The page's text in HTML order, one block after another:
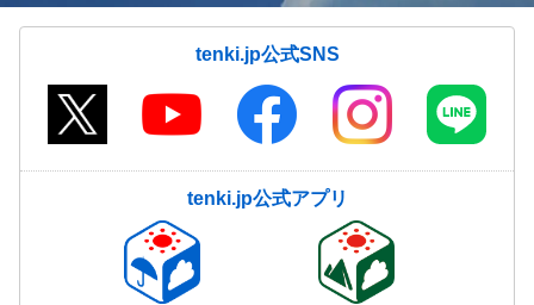
tenki.jp公式SNS
tenki.jp公式アプリ